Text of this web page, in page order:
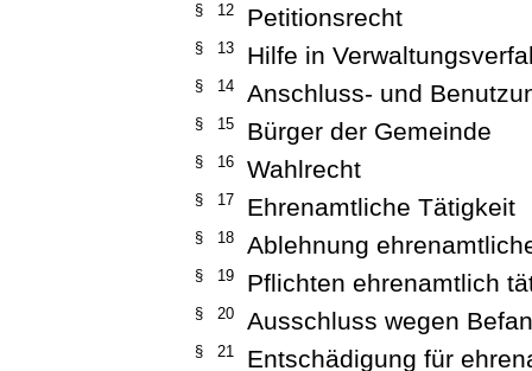
§ 12 Petitionsrecht
§ 13 Hilfe in
§ 14 Anschluss- und
§ 15 Bürger der Gemeinde
§ 16 Wahlrecht
§ 17 Ehrenamtliche Tätigkeit
§ 18 Ablehnung
§ 19 Pflichten ehrenamtlich
§ 20 Ausschluss wegen
§ 21 Entschädigung für